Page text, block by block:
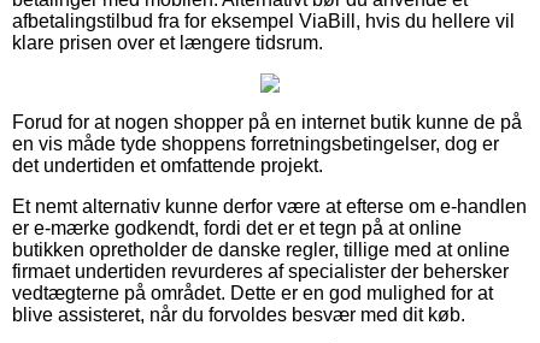
afbetalingstilbud fra for eksempel ViaBill, hvis du hellere vil
klare prisen over et længere tidsrum.
Forud for at nogen shopper på en internet butik kunne de på
en vis måde tyde shoppens forretningsbetingelser, dog er
det undertiden et omfattende projekt.
Et nemt alternativ kunne derfor være at efterse om e-handlen
er e-mærke godkendt, fordi det er et tegn på at online
butikken opretholder de danske regler, tillige med at online
firmaet undertiden revurderes af specialister der behersker
vedtægterne på området. Dette er en god mulighed for at
blive assisteret, når du forvoldes besvær med dit køb.